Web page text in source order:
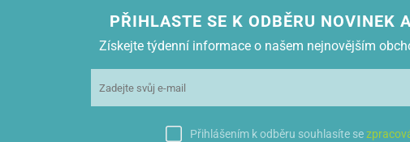
PŘIHLASTE SE K ODBĚRU NOVINEK
Získejte týdenní informace o našem nejnovějším
Přihlášením k odběru souhlasíte se